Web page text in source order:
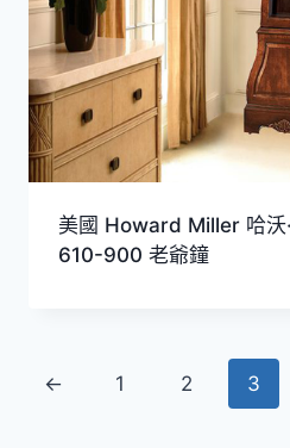
美國 Howard Miller 哈沃
610-900 老爺鐘
← 1 2 3